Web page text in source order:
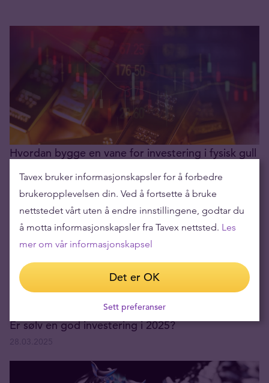
Hvordan bygge en vane for investering i fysisk gull
Er sølv en god investering i 2025?
Tavex bruker informasjonskapsler for å forbedre
brukeropplevelsen din. Ved å fortsette å bruke
nettstedet vårt uten å endre innstillingene, godtar du
å motta informasjonskapsler fra Tavex nettsted. Les
mer om vår informasjonskapsel
Det er OK
Sett preferanser